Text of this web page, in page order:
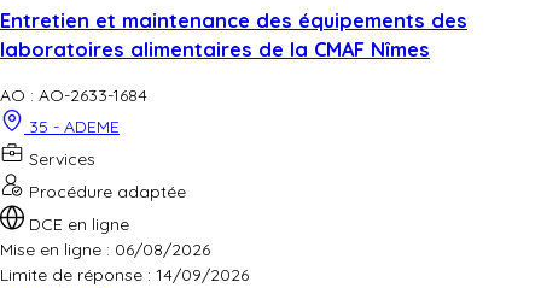
Entretien et maintenance des équipements des
laboratoires alimentaires de la CMAF Nîmes
AO : AO-2633-1684
35 - ADEME
Services
Procédure adaptée
DCE en ligne
Mise en ligne : 06/08/2026
Limite de réponse : 14/09/2026